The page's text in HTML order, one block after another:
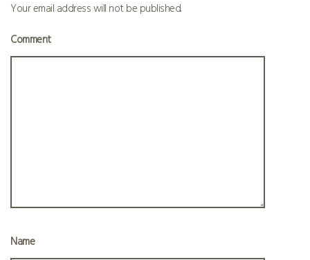
Your email address will not be published.
Comment
Name